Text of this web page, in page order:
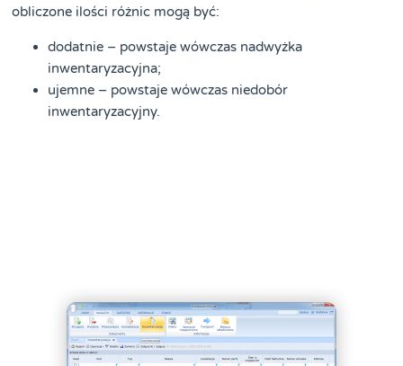
obliczone ilości różnic mogą być:
dodatnie – powstaje wówczas nadwyżka
inwentaryzacyjna;
ujemne – powstaje wówczas niedobór
inwentaryzacyjny.